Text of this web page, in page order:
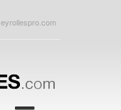
eyrollespro.com